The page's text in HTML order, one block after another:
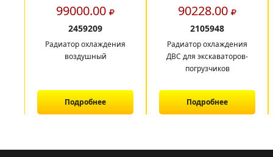
99000.00
2459209
Радиатор охлаждения
воздушный
Подробнее
90228.00
2105948
Радиатор охлаждения
ДВС для экскаваторов-
погрузчиков
Подробнее